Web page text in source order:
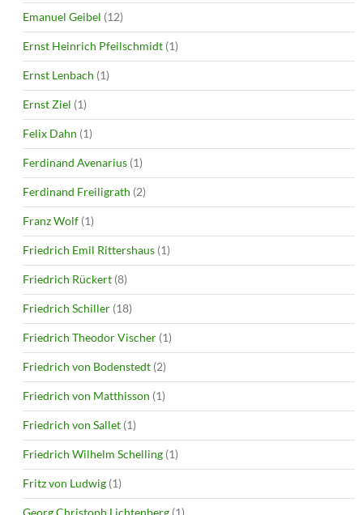
Emanuel Geibel (12)
Ernst Heinrich Pfeilschmidt (1)
Ernst Lenbach (1)
Ernst Ziel (1)
Felix Dahn (1)
Ferdinand Avenarius (1)
Ferdinand Freiligrath (2)
Franz Wolf (1)
Friedrich Emil Rittershaus (1)
Friedrich Rückert (8)
Friedrich Schiller (18)
Friedrich Theodor Vischer (1)
Friedrich von Bodenstedt (2)
Friedrich von Matthisson (1)
Friedrich von Sallet (1)
Friedrich Wilhelm Schelling (1)
Fritz von Ludwig (1)
Georg Christoph Lichtenberg (1)